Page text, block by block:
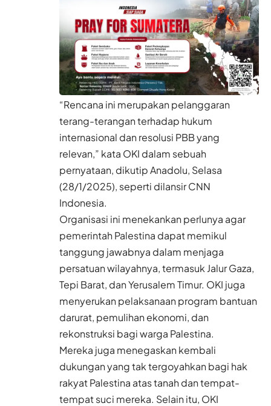
“Rencana ini merupakan pelanggaran
terang-terangan terhadap hukum
internasional dan resolusi PBB yang
relevan,” kata OKI dalam sebuah
pernyataan, dikutip Anadolu, Selasa
(28/1/2025), seperti dilansir CNN
Indonesia.
Organisasi ini menekankan perlunya agar
pemerintah Palestina dapat memikul
tanggung jawabnya dalam menjaga
persatuan wilayahnya, termasuk Jalur Gaza,
Tepi Barat, dan Yerusalem Timur. OKI juga
menyerukan pelaksanaan program bantuan
darurat, pemulihan ekonomi, dan
rekonstruksi bagi warga Palestina.
Mereka juga menegaskan kembali
dukungan yang tak tergoyahkan bagi hak
rakyat Palestina atas tanah dan tempat-
tempat suci mereka. Selain itu, OKI